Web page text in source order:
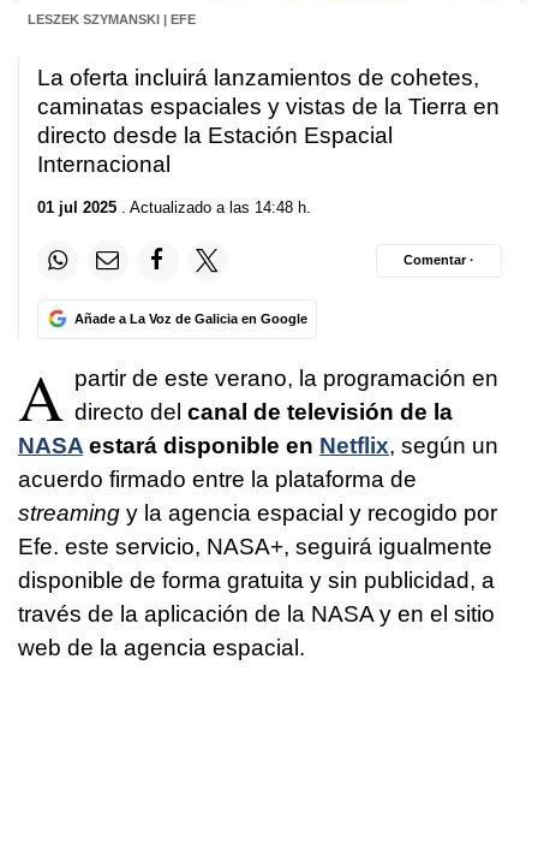
LESZEK SZYMANSKI | EFE
La oferta incluirá lanzamientos de cohetes,
caminatas espaciales y vistas de la Tierra en
directo desde la Estación Espacial
Internacional
01 jul 2025 . Actualizado a las 14:48 h.
Añade a La Voz de Galicia en Google
Comentar ·
A partir de este verano, la programación en
directo del canal de televisión de la
NASA estará disponible en Netflix, según un
acuerdo firmado entre la plataforma de
streaming y la agencia espacial y recogido por
Efe. este servicio, NASA+, seguirá igualmente
disponible de forma gratuita y sin publicidad, a
través de la aplicación de la NASA y en el sitio
web de la agencia espacial.